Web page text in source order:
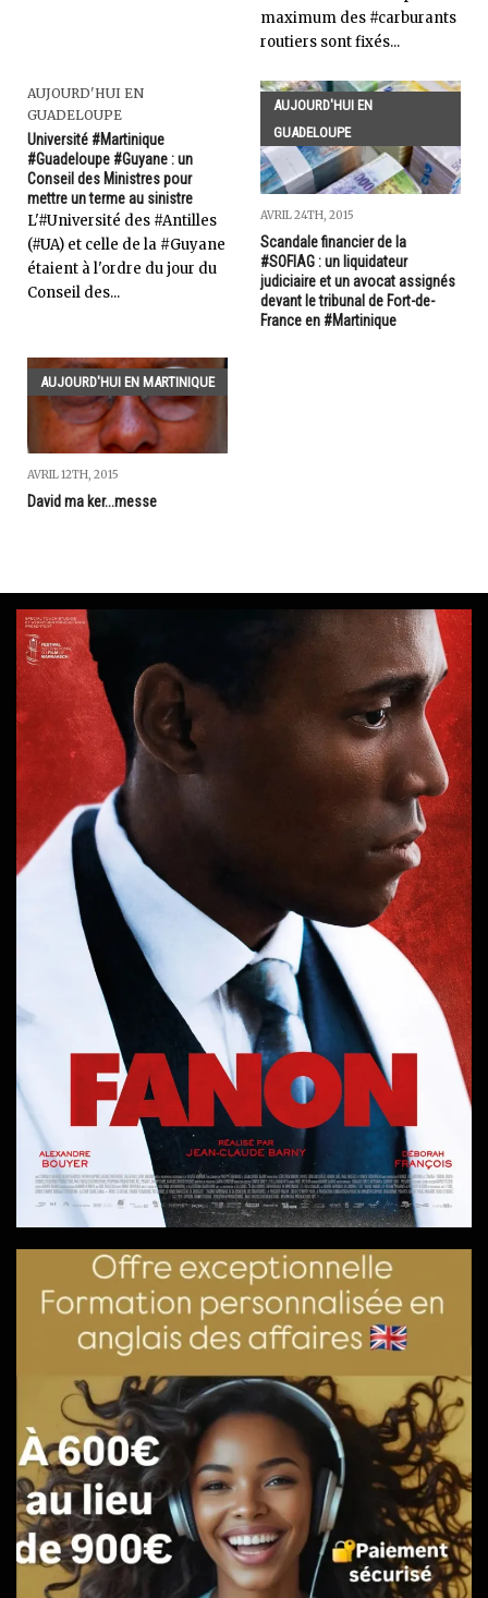
maximum des #carburants
routiers sont fixés...
AUJOURD'HUI EN
GUADELOUPE
Université #Martinique
#Guadeloupe #Guyane : un
Conseil des Ministres pour
mettre un terme au sinistre
L'#Université des #Antilles
(#UA) et celle de la #Guyane
étaient à l'ordre du jour du
Conseil des...
AUJOURD'HUI EN
GUADELOUPE
AVRIL 24TH, 2015
Scandale financier de la
#SOFIAG : un liquidateur
judiciaire et un avocat assignés
devant le tribunal de Fort-de-
France en #Martinique
AUJOURD'HUI EN MARTINIQUE
AVRIL 12TH, 2015
David ma ker...messe